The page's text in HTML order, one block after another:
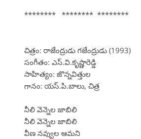
******** ******** ********
చిత్రం: రాజేంద్రుడు గజేంద్రుడు (1993)
సంగీతం: ఎస్.వి.కృష్ణారెడ్డి
సాహిత్యం: జొన్నవిత్తుల
గానం: యస్.పి.బాలు, చిత్ర
నీలి వెన్నెల జాబిలి
నీలి వెన్నెల జాబిలి
వీణ నవ్వుల ఆమని